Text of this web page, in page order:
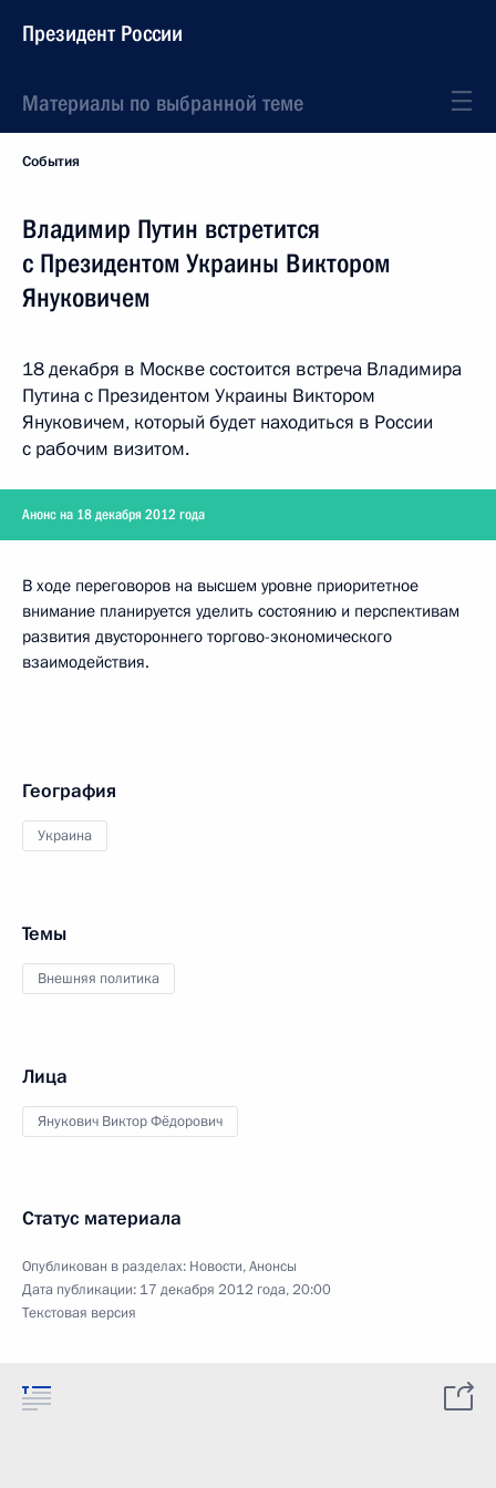
Президент России
Материалы по выбранной теме
События
Владимир Путин встретится
с Президентом Украины Виктором
Януковичем
18 декабря в Москве состоится встреча Владимира
Путина с Президентом Украины Виктором
Януковичем, который будет находиться в России
с рабочим визитом.
Анонс на 18 декабря 2012 года
В ходе переговоров на высшем уровне приоритетное
внимание планируется уделить состоянию и перспективам
развития двустороннего торгово-экономического
взаимодействия.
География
Украина
Темы
Внешняя политика
Лица
Янукович Виктор Фёдорович
Статус материала
Опубликован в разделах: Новости,Анонсы
Дата публикации: 17 декабря 2012 года, 20:00
Текстовая версия